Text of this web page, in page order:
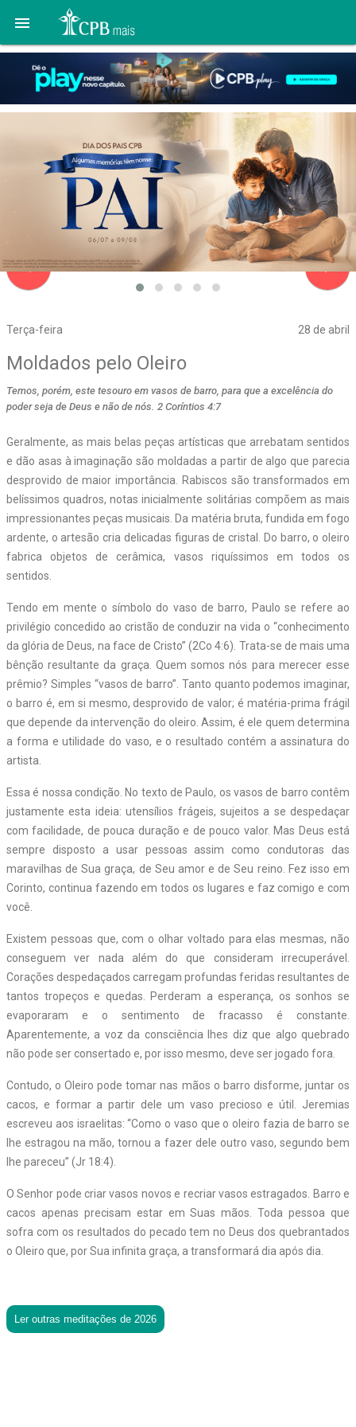

Terça-feira 28 de abril
navigate_before
Moldados pelo Oleiro
Temos, porém, este tesouro em vasos de barro, para que a excelência do
poder seja de Deus e não de nós. 2 Coríntios 4:7
Geralmente, as mais belas peças artísticas que arrebatam sentidos
e dão asas à imaginação são moldadas a partir de algo que parecia
desprovido de maior importância. Rabiscos são transformados em
belíssimos quadros, notas inicialmente solitárias compõem as mais
impressionantes peças musicais. Da matéria bruta, fundida em fogo
ardente, o artesão cria delicadas figuras de cristal. Do barro, o oleiro
fabrica objetos de cerâmica, vasos riquíssimos em todos os
sentidos.
Tendo em mente o símbolo do vaso de barro, Paulo se refere ao
privilégio concedido ao cristão de conduzir na vida o “conhecimento
da glória de Deus, na face de Cristo” (2Co 4:6). Trata-se de mais uma
bênção resultante da graça. Quem somos nós para merecer esse
prêmio? Simples “vasos de barro”. Tanto quanto podemos imaginar,
o barro é, em si mesmo, desprovido de valor; é matéria-prima frágil
que depende da intervenção do oleiro. Assim, é ele quem determina
a forma e utilidade do vaso, e o resultado contém a assinatura do
artista.
Essa é nossa condição. No texto de Paulo, os vasos de barro contêm
justamente esta ideia: utensílios frágeis, sujeitos a se despedaçar
com facilidade, de pouca duração e de pouco valor. Mas Deus está
sempre disposto a usar pessoas assim como condutoras das
maravilhas de Sua graça, de Seu amor e de Seu reino. Fez isso em
Corinto, continua fazendo em todos os lugares e faz comigo e com
você.
Existem pessoas que, com o olhar voltado para elas mesmas, não
conseguem ver nada além do que consideram irrecuperável.
Corações despedaçados carregam profundas feridas resultantes de
tantos tropeços e quedas. Perderam a esperança, os sonhos se
evaporaram e o sentimento de fracasso é constante.
Aparentemente, a voz da consciência lhes diz que algo quebrado
não pode ser consertado e, por isso mesmo, deve ser jogado fora.
Contudo, o Oleiro pode tomar nas mãos o barro disforme, juntar os
cacos, e formar a partir dele um vaso precioso e útil. Jeremias
escreveu aos israelitas: “Como o vaso que o oleiro fazia de barro se
lhe estragou na mão, tornou a fazer dele outro vaso, segundo bem
lhe pareceu” (Jr 18:4).
O Senhor pode criar vasos novos e recriar vasos estragados. Barro e
cacos apenas precisam estar em Suas mãos. Toda pessoa que
sofra com os resultados do pecado tem no Deus dos quebrantados
o Oleiro que, por Sua infinita graça, a transformará dia após dia.
Ler outras meditações de 2026
navigate_next